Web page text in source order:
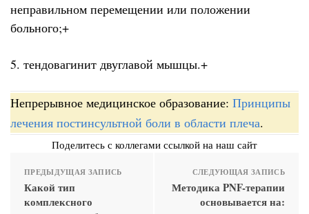
неправильном перемещении или положении
больного;+
5. тендовагинит двуглавой мышцы.+
Непрерывное медицинское образование: Принципы
лечения постинсультной боли в области плеча.
Поделитесь с коллегами ссылкой на наш сайт
ПРЕДЫДУЩАЯ ЗАПИСЬ
Какой тип
комплексного
СЛЕДУЮЩАЯ ЗАПИСЬ
Методика PNF-терапии
основывается на: